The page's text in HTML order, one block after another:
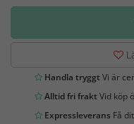
Handla tryggtVi är
Alltid fri fraktVid köp
Expressleverans Få